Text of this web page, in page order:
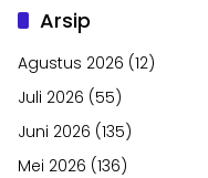
Arsip
Agustus 2026 (12)
Juli 2026 (55)
Juni 2026 (135)
Mei 2026 (136)